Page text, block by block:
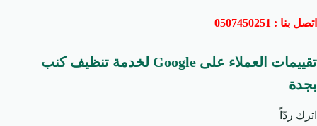
اتصل بنا : 0507450251
تقييمات العملاء على Google لخدمة تنظيف كنب
بجدة
اترك ردّاً